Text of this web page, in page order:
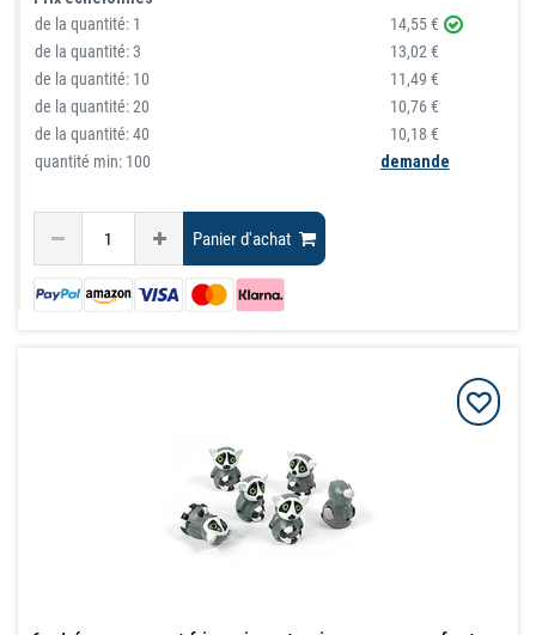
de la quantité: 1
14,55 €
de la quantité:3
13,02 €
de la quantité: 10
11,49 €
de la quantité:20
10,76 €
de la quantité:40
10,18 €
quantité min: 100
demande
Panier d'achat